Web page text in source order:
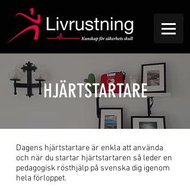
HJÄRTSTARTARE
Dagens hjärtstartare är enkla att använda
och när du startar hjärtstartaren så leder en
pedagogisk rösthjälp på svenska dig igenom
hela förloppet.